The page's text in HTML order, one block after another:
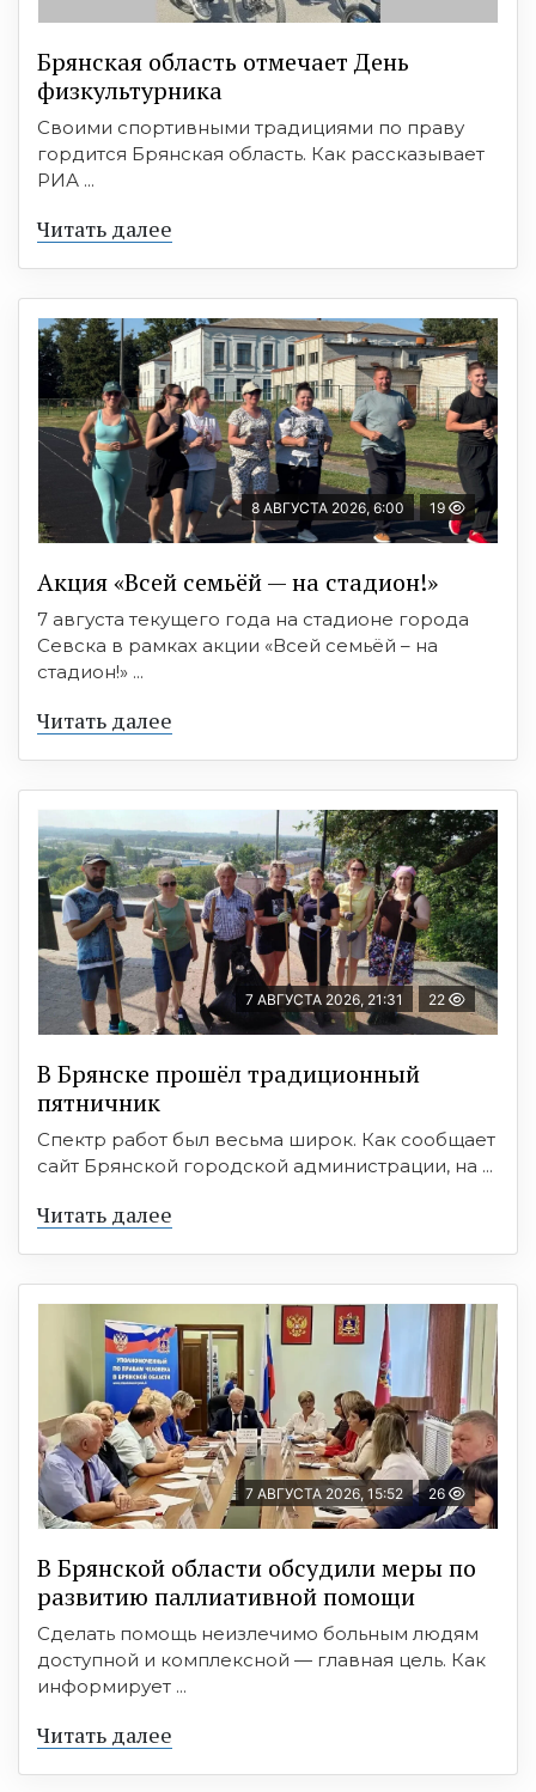
Брянская область отмечает День
физкультурника
Своими спортивными традициями по праву
гордится Брянская область. Как рассказывает
РИА ...
Читать далее
8 АВГУСТА 2026, 6:00 19
Акция «Всей семьёй — на стадион!»
7 августа текущего года на стадионе города
Севска в рамках акции «Всей семьёй – на
стадион!» ...
Читать далее
7 АВГУСТА 2026, 21:31 22
В Брянске прошёл традиционный
пятничник
Спектр работ был весьма широк. Как сообщает
сайт Брянской городской администрации, на ...
Читать далее
7 АВГУСТА 2026, 15:52 26
В Брянской области обсудили меры по
развитию паллиативной помощи
Сделать помощь неизлечимо больным людям
доступной и комплексной — главная цель. Как
информирует ...
Читать далее